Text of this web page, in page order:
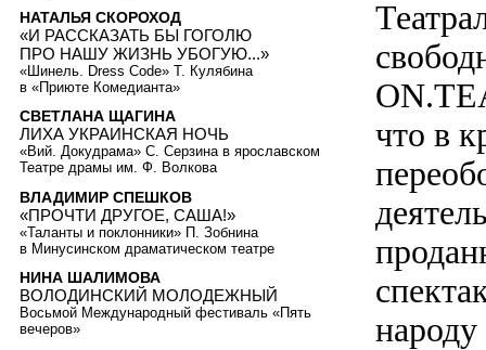
что в
НАТАЛЬЯ СКОРОХОД
«И РАССКАЗАТЬ БЫ ГОГОЛЮ
ПРО НАШУ ЖИЗНЬ УБОГУЮ...»
«Шинель. Dress Code» Т. Кулябина
в «Приюте Комедианта»
СВЕТЛАНА ЩАГИНА
ЛИХА УКРАИНСКАЯ НОЧЬ
«Вий. Докудрама» С. Серзина в ярославском
Театре драмы им. Ф. Волкова
ВЛАДИМИР СПЕШКОВ
«ПРОЧТИ ДРУГОЕ, САША!»
«Таланты и поклонники» П. Зобнина
в Минусинском драматическом театре
НИНА ШАЛИМОВА
ВОЛОДИНСКИЙ МОЛОДЕЖНЫЙ
Восьмой Международный фестиваль «Пять
вечеров»